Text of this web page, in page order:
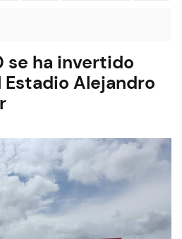
se ha invertido
Estadio Alejandro